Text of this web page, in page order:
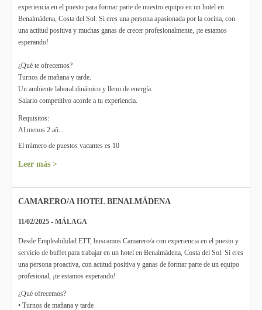
experiencia en el puesto para formar parte de nuestro equipo en un hotel en
Benalmádena, Costa del Sol. Si eres una persona apasionada por la cocina, con
una actitud positiva y muchas ganas de crecer profesionalmente, ¡te estamos
esperando!
¿Qué te ofrecemos?
Turnos de mañana y tarde.
Un ambiente laboral dinámico y lleno de energía.
Salario competitivo acorde a tu experiencia.
Requisitos:
Al menos 2 añ...
El número de puestos vacantes es 10
Leer más >
CAMARERO/A HOTEL BENALMÁDENA
11/02/2025 - MÁLAGA
Desde Empleabilidad ETT, buscamos Camarero/a con experiencia en el puesto y
servicio de buffet para trabajar en un hotel en Benalmádena, Costa del Sol. Si eres
una persona proactiva, con actitud positiva y ganas de formar parte de un equipo
profesional, ¡te estamos esperando!
¿Qué ofrecemos?
• Turnos de mañana y tarde